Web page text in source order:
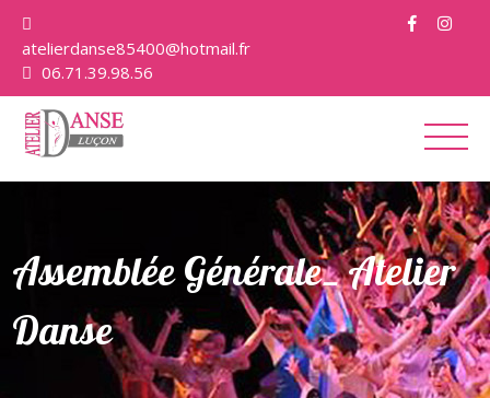
atelierdanse85400@hotmail.fr
06.71.39.98.56
Tarifs et inscriptions
Galeries photos
Actualités
Assemblée Générale_ Atelier
Danse